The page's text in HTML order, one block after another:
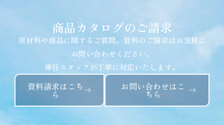
商品カタログのご請求
原材料や商品に関するご質問、資料のご請求はお気軽に
お問い合わせください。
専任スタッフが丁寧に対応いたします。
資料請求はこち
ら
お問い合わせはこ
ちら